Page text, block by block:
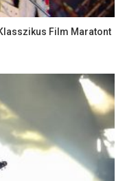
Film Maratont